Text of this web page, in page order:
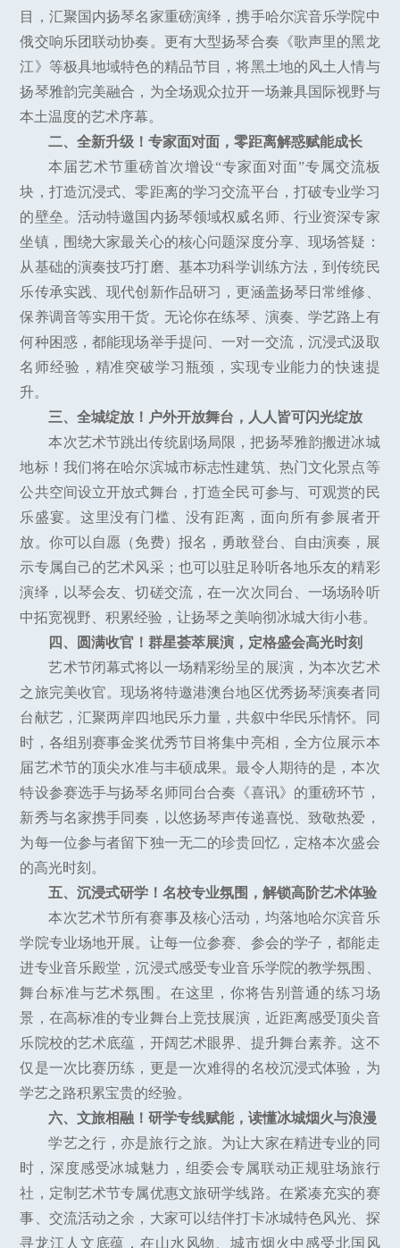
目，汇聚国内扬琴名家重磅演绎，携手哈尔滨音乐学院中
俄交响乐团联动协奏。更有大型扬琴合奏《歌声里的黑龙
江》等极具地域特色的精品节目，将黑土地的风土人情与
扬琴雅韵完美融合，为全场观众拉开一场兼具国际视野与
本土温度的艺术序幕。
二、全新升级！专家面对面，零距离解惑赋能成长
本届艺术节重磅首次增设“专家面对面”专属交流板
块，打造沉浸式、零距离的学习交流平台，打破专业学习
的壁垒。活动特邀国内扬琴领域权威名师、行业资深专家
坐镇，围绕大家最关心的核心问题深度分享、现场答疑：
从基础的演奏技巧打磨、基本功科学训练方法，到传统民
乐传承实践、现代创新作品研习，更涵盖扬琴日常维修、
保养调音等实用干货。无论你在练琴、演奏、学艺路上有
何种困惑，都能现场举手提问、一对一交流，沉浸式汲取
名师经验，精准突破学习瓶颈，实现专业能力的快速提
升。
三、全城绽放！户外开放舞台，人人皆可闪光绽放
本次艺术节跳出传统剧场局限，把扬琴雅韵搬进冰城
地标！我们将在哈尔滨城市标志性建筑、热门文化景点等
公共空间设立开放式舞台，打造全民可参与、可观赏的民
乐盛宴。这里没有门槛、没有距离，面向所有参展者开
放。你可以自愿（免费）报名，勇敢登台、自由演奏，展
示专属自己的艺术风采；也可以驻足聆听各地乐友的精彩
演绎，以琴会友、切磋交流，在一次次同台、一场场聆听
中拓宽视野、积累经验，让扬琴之美响彻冰城大街小巷。
四、圆满收官！群星荟萃展演，定格盛会高光时刻
艺术节闭幕式将以一场精彩纷呈的展演，为本次艺术
之旅完美收官。现场将特邀港澳台地区优秀扬琴演奏者同
台献艺，汇聚两岸四地民乐力量，共叙中华民乐情怀。同
时，各组别赛事金奖优秀节目将集中亮相，全方位展示本
届艺术节的顶尖水准与丰硕成果。最令人期待的是，本次
特设参赛选手与扬琴名师同台合奏《喜讯》的重磅环节，
新秀与名家携手同奏，以悠扬琴声传递喜悦、致敬热爱，
为每一位参与者留下独一无二的珍贵回忆，定格本次盛会
的高光时刻。
五、沉浸式研学！名校专业氛围，解锁高阶艺术体验
本次艺术节所有赛事及核心活动，均落地哈尔滨音乐
学院专业场地开展。让每一位参赛、参会的学子，都能走
进专业音乐殿堂，沉浸式感受专业音乐学院的教学氛围、
舞台标准与艺术氛围。在这里，你将告别普通的练习场
景，在高标准的专业舞台上竞技展演，近距离感受顶尖音
乐院校的艺术底蕴，开阔艺术眼界、提升舞台素养。这不
仅是一次比赛历练，更是一次难得的名校沉浸式体验，为
学艺之路积累宝贵的经验。
六、文旅相融！研学专线赋能，读懂冰城烟火与浪漫
学艺之行，亦是旅行之旅。为让大家在精进专业的同
时，深度感受冰城魅力，组委会专属联动正规驻场旅行
社，定制艺术节专属优惠文旅研学线路。在紧凑充实的赛
事、交流活动之余，大家可以结伴打卡冰城特色风光、探
寻龙江人文底蕴，在山水风物、城市烟火中感受北国风